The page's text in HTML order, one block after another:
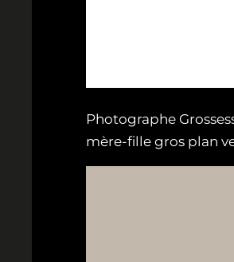
Photographe
mère-fille gros plan